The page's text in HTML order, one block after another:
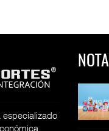
especializado
y Toy Story
Yaris Aero